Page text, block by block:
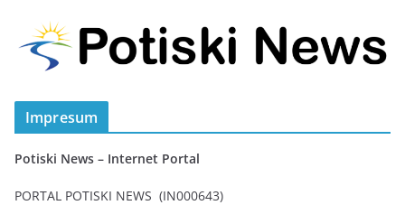
Impresum
Potiski News – Internet Portal
PORTAL POTISKI NEWS (IN000643)